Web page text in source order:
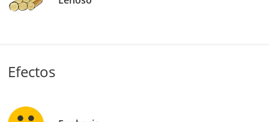
Efectos